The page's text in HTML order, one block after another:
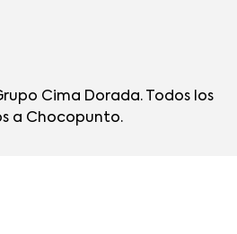
Cima Dorada. Todos los
a Chocopunto.